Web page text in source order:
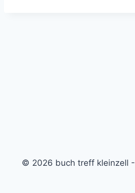
© 2026 buch treff kleinzell -